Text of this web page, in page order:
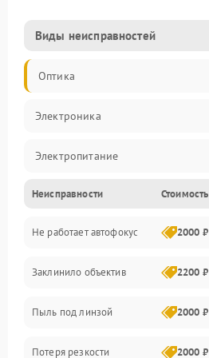
Виды неисправностей
Оптика
Электроника
Электропитание
Видео
Хранение данных
Программное обеспечение
Механические повреждения
Неисправности Стоимость
Не работает автофокус 2000 ₽
Заклинило объектив 2200 ₽
Пыль под линзой 2000 ₽
Потеря резкости 2000 ₽